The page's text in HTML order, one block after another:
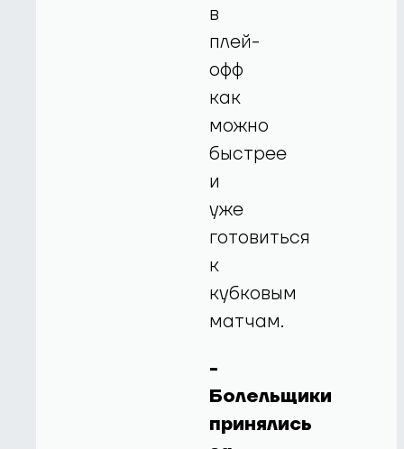
в
плей-
офф
как
можно
быстрее
и
уже
готовиться
к
кубковым
матчам.
-
Болельщики
принялись